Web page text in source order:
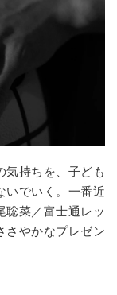
気持ちを、子ども
いでいく。一番近
聡菜／富士通レッ
さやかなプレゼン